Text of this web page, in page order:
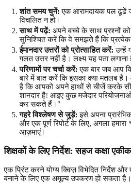
शांत समय चुनें: एक आरामदायक पल ढूंढें
विचलित न हो।
साथ में पढ़ें: अपने बच्चे के साथ प्रश्नों
सुनिश्चित करें कि वे समझते हैं कि प्रत्येक
ईमानदार उत्तरों को प्रोत्साहित करें: उन्हें
गलत उत्तर नहीं है। लक्ष्य यह पता लगाना
परिणामों पर चर्चा करें: एक बार जब आप
बारे में बात करें कि इसका क्या मतलब
है कि आपको अपने हाथों से चीजें करके
शानदार है! आइए कुछ मजेदार
कर सकते हैं।"
गहरे विश्लेषण से जुड़ें: इसे अपना
और एक पूर्ण रिपोर्ट के लिए, अगला
आज़माएं।
शिक्षकों के लिए निर्देश: सहज कक्षा
एक प्रिंट करने योग्य क्विज़ विभेदित निर्देश
बनाने के लिए एक अमूल्य उपकरण हो सकता है।